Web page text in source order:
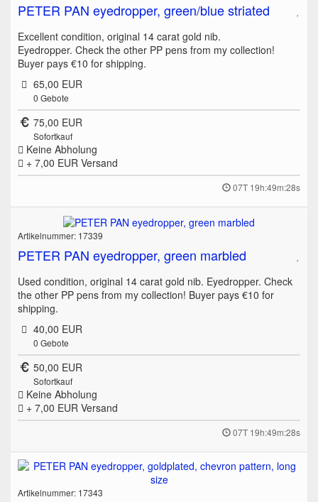
PETER PAN eyedropper, green/blue striated
Excellent condition, original 14 carat gold nib.
Eyedropper. Check the other PP pens from my collection!
Buyer pays €10 for shipping.
65,00 EUR
0 Gebote
75,00 EUR
Sofortkauf
Keine Abholung
+ 7,00 EUR Versand
07T 19h:49m:28s
Artikelnummer: 17339
PETER PAN eyedropper, green marbled
Used condition, original 14 carat gold nib. Eyedropper. Check
the other PP pens from my collection! Buyer pays €10 for
shipping.
40,00 EUR
0 Gebote
50,00 EUR
Sofortkauf
Keine Abholung
+ 7,00 EUR Versand
07T 19h:49m:28s
Artikelnummer: 17343